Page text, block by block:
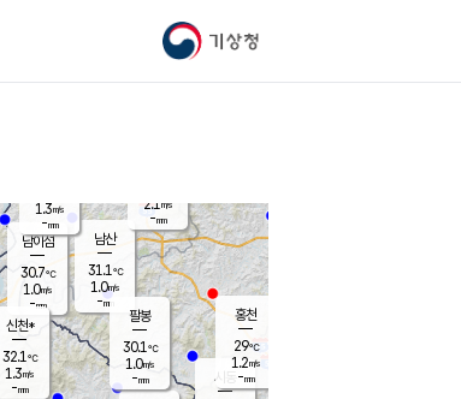
기상청
남이섬
30.7℃
1.0m/s
-mm
남산
31.1℃
1.0m/s
-mm
팔봉
30.1℃
1.0m/s
-mm
1.3m/s
-mm
신천*
32.1℃
1.3m/s
-mm
시동
홍천
29℃
1.2m/s
-mm
2.1 m/s
-mm